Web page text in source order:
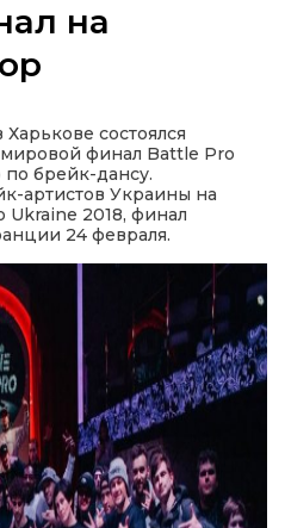
на
состоялся
финал Battle Pro
брейк-дансу.
артистов Украины на
Ukraine 2018, финал
24 февраля.